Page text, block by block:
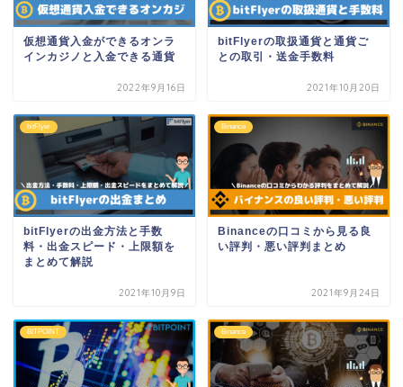
仮想通貨入金ができるオンラ
インカジノと入金できる通貨
2022年9月16日
bitFlyerの取扱通貨と通貨ご
との取引・送金手数料
2021年10月20日
bitFlyer
bitFlyerの出金方法と手数
料・出金スピード・上限額を
まとめて解説
2021年10月9日
Binance
Binanceの口コミから見る良
い評判・悪い評判まとめ
2021年9月24日
BITPOINT Binance